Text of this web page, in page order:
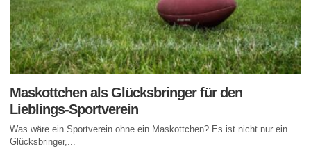
Maskottchen als Glücksbringer für den
Lieblings-Sportverein
Was wäre ein Sportverein ohne ein Maskottchen? Es ist nicht nur ein
Glücksbringer,...